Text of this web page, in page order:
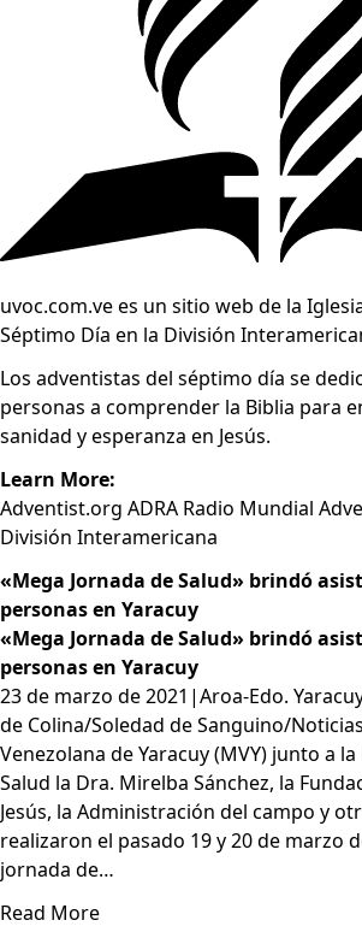
uvoc.com.ve es un sitio web de la
Séptimo Día en la División
Los adventistas del séptimo día se
personas a comprender la Biblia para
sanidad y esperanza en Jesús.
Learn More:
Adventist.org ADRA Radio Mundial
División Interamericana
«Mega Jornada de Salud» brindó
personas en Yaracuy
«Mega Jornada de Salud» brindó
personas en Yaracuy
23 de marzo de 2021|Aroa-Edo.
de Colina/Soledad de Sanguino/
Venezolana de Yaracuy (MVY) junto a
Salud la Dra. Mirelba Sánchez, la
Jesús, la Administración del campo y
realizaron el pasado 19 y 20 de marzo
jornada de…
Read More